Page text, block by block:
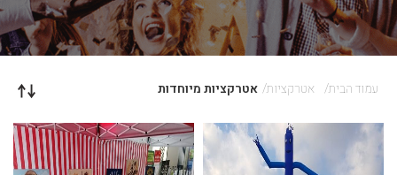
עמוד הבית אטרקציות אטרקציות מיוחדות